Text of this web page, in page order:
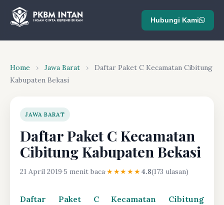
Hubungi Kami
Home › Jawa Barat ›
Daftar Paket C Kecamatan Cibitung
Kabupaten Bekasi
JAWA BARAT
Daftar Paket C Kecamatan
Cibitung Kabupaten Bekasi
21 April 2019·5 menit baca·★★★★★4.8(173 ulasan)
Daftar Paket C Kecamatan Cibitung